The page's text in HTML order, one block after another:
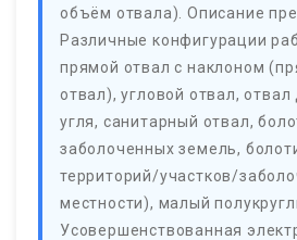
объём отвала). Описание
Различные конфигурации
прямой отвал с наклоном
отвал), угловой отвал, отвал
угля, санитарный отвал,
заболоченных земель,
территорий/участков/
местности), малый
Усовершенствованная